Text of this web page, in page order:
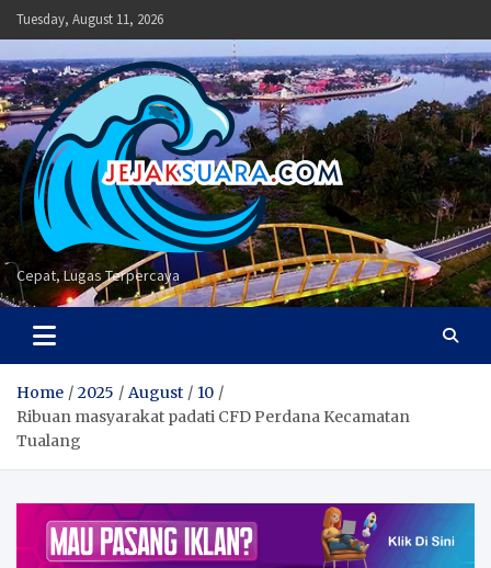
Skip
to
content
Tuesday, August 11, 2026
Cepat, Lugas Terpercaya
Home 2025 August
10
Ribuan masyarakat padati CFD Perdana Kecamatan
Tualang